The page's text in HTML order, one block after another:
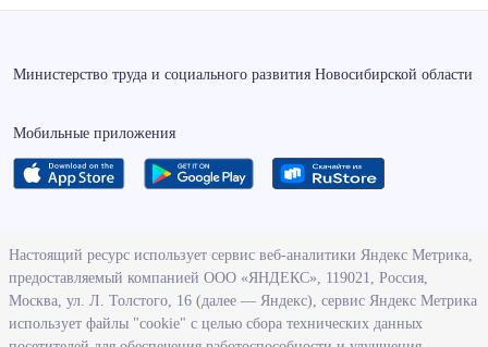
Министерство труда и социального развития Новосибирской области
Мобильные приложения
О ведомстве
Деятельность министерства труда и социального развития
Новосибирской области
Настоящий ресурс использует сервис веб-аналитики Яндекс Метрика,
предоставляемый компанией ООО «ЯНДЕКС», 119021, Россия,
Москва, ул. Л. Толстого, 16 (далее — Яндекс), сервис Яндекс Метрика
использует файлы "cookie" с целью сбора технических данных